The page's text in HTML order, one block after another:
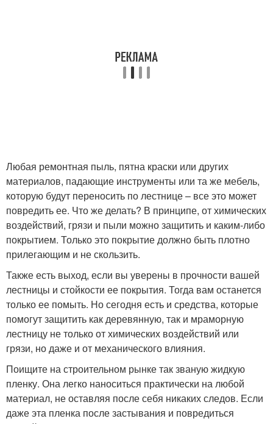
Любая ремонтная пыль, пятна краски или других
материалов, падающие инструменты или та же мебель,
которую будут переносить по лестнице – все это может
повредить ее. Что же делать? В принципе, от химических
воздействий, грязи и пыли можно защитить и каким-либо
покрытием. Только это покрытие должно быть плотно
прилегающим и не скользить.
Также есть выход, если вы уверены в прочности вашей
лестницы и стойкости ее покрытия. Тогда вам останется
только ее помыть. Но сегодня есть и средства, которые
помогут защитить как деревянную, так и мраморную
лестницу не только от химических воздействий или
грязи, но даже и от механического влияния.
Поищите на строительном рынке так званую жидкую
пленку. Она легко наноситься практически на любой
материал, не оставляя после себя никаких следов. Если
даже эта пленка после застывания и повредиться